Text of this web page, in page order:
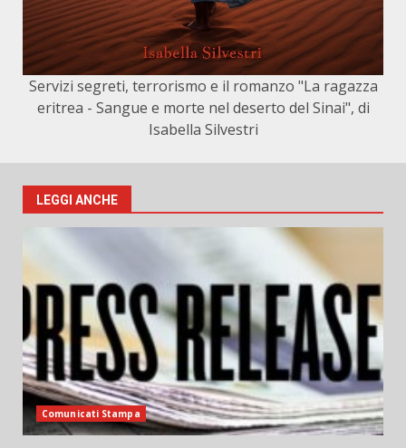
Servizi segreti, terrorismo e il romanzo "La ragazza
eritrea - Sangue e morte nel deserto del Sinai", di
Isabella Silvestri
LEGGI ANCHE
Comunicati Stampa